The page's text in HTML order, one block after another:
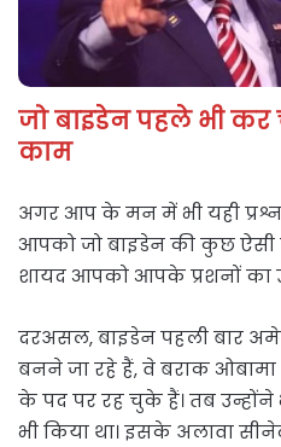
जो बाइडेन पहले भी
काम
अगर आप के मन में भी यही
आपको जो बाइडेन की कुछ ऐसी
शायद आपको आपके प्रशनों का
दरअसल, बाइडेन पहली बार
बनने जा रहे हैं, वे बराक
के पद पर रह चुके हैं। तब
भी किया था। इसके अलावा